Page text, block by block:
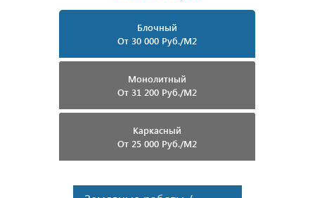
Блочный
От 30 000 Руб./м2
Монолитный
От 31 200 Руб./м2
Каркасный
От 25 000 Руб./м2